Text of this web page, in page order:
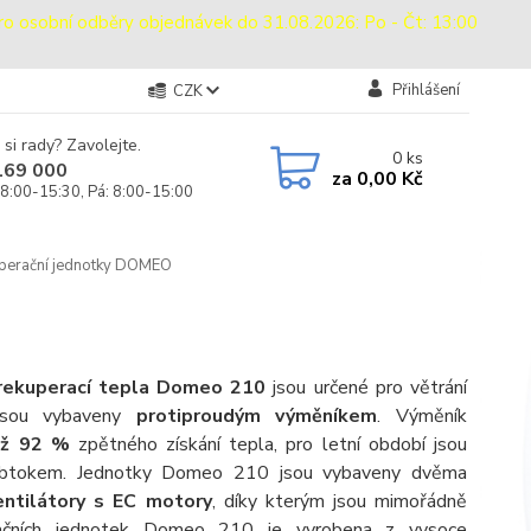
osobní odběry objednávek do 31.08.2026: Po - Čt: 13:00
CZK Přihlášení
rady? Zavolejte.
000
15:30, Pá: 8:00-15:00
0ks
za 0,00 Kč
jednotky DOMEO
tepla Domeo 210 jsou určené pro větrání
vybaveny protiproudým výměníkem. Výměník
92 % zpětného získání tepla, pro letní období jsou
Jednotky Domeo 210 jsou vybaveny dvěma
s EC motory, díky kterým jsou mimořádně